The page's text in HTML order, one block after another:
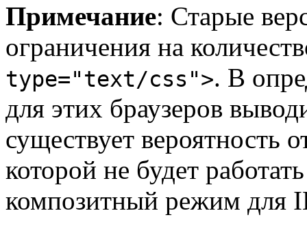
Примечание: Старые
ограничения на
type="text/css">. В
для этих браузеров
существует вероятность
которой не будет
композитный режим для